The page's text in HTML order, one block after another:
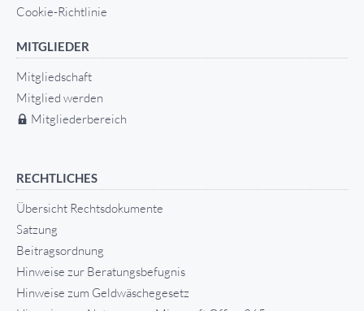
Cookie-Richtlinie
MITGLIEDER
Mitgliedschaft
Mitglied werden
Mitgliederbereich
RECHTLICHES
Übersicht Rechtsdokumente
Satzung
Beitragsordnung
Hinweise zur Beratungsbefugnis
Hinweise zum Geldwäschegesetz